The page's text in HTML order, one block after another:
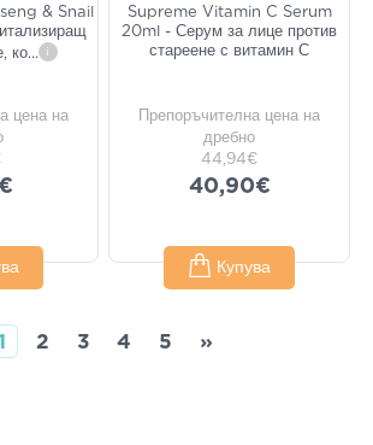
& Snail
ко... i
цена на
Supreme Vitamin C Serum
20ml - Серум за лице против
стареене с витамин С
Препоръчителна цена на
дребно
44,94€
40,90€
Купува
2 3 4 5 »